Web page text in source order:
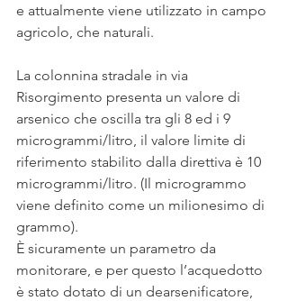
e attualmente viene utilizzato in campo
agricolo, che naturali.
La colonnina stradale in via
Risorgimento presenta un valore di
arsenico che oscilla tra gli 8 ed i 9
microgrammi/litro, il valore limite di
riferimento stabilito dalla direttiva è 10
microgrammi/litro. (Il microgrammo
viene definito come un milionesimo di
grammo).
È sicuramente un parametro da
monitorare, e per questo l’acquedotto
è stato dotato di un dearsenificatore,